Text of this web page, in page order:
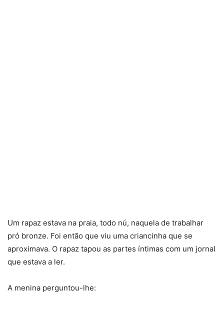
Um rapaz estava na praia, todo nú, naquela de trabalhar
pró bronze. Foi então que viu uma criancinha que se
aproximava. O rapaz tapou as partes íntimas com um jornal
que estava a ler.
A menina perguntou-lhe: